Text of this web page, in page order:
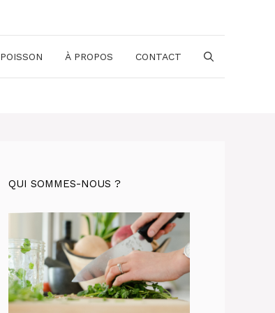
POISSON À PROPOS CONTACT
QUI SOMMES-NOUS ?